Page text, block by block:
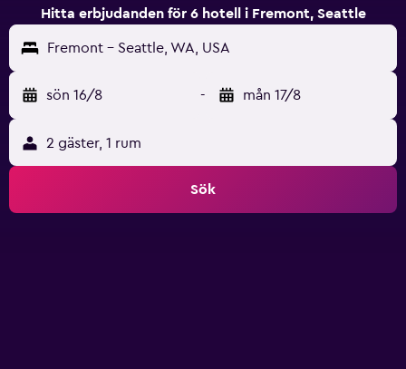
Hitta erbjudanden för 6 hotell i Fremont, Seattle
Fremont - Seattle, WA, USA
sön 16/8 - mån 17/8
2 gäster, 1 rum
Sök